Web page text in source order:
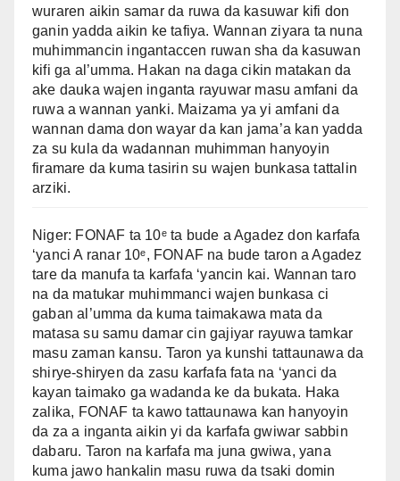
wuraren aikin samar da ruwa da kasuwar kifi don
ganin yadda aikin ke tafiya. Wannan ziyara ta nuna
muhimmancin ingantaccen ruwan sha da kasuwan
kifi ga al’umma. Hakan na daga cikin matakan da
ake dauka wajen inganta rayuwar masu amfani da
ruwa a wannan yanki. Maizama ya yi amfani da
wannan dama don wayar da kan jama’a kan yadda
za su kula da wadannan muhimman hanyoyin
firamare da kuma tasirin su wajen bunkasa tattalin
arziki.
Niger: FONAF ta 10ᵉ ta bude a Agadez don karfafa
‘yanci A ranar 10ᵉ, FONAF na bude taron a Agadez
tare da manufa ta karfafa ‘yancin kai. Wannan taro
na da matukar muhimmanci wajen bunkasa ci
gaban al’umma da kuma taimakawa mata da
matasa su samu damar cin gajiyar rayuwa tamkar
masu zaman kansu. Taron ya kunshi tattaunawa da
shirye-shiryen da zasu karfafa fata na ‘yanci da
kayan taimako ga wadanda ke da bukata. Haka
zalika, FONAF ta kawo tattaunawa kan hanyoyin
da za a inganta aikin yi da karfafa gwiwar sabbin
dabaru. Taron na karfafa ma juna gwiwa, yana
kuma jawo hankalin masu ruwa da tsaki domin